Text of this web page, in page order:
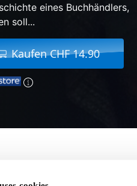
eines Buchhändlers,
soll...
Kaufen CHF 14.90